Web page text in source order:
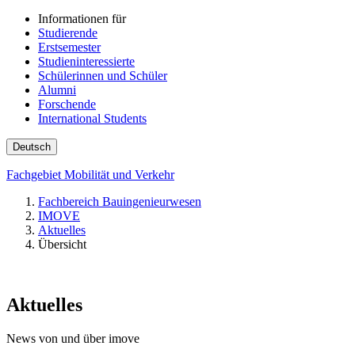
Informationen für
Studierende
Erstsemester
Studieninteressierte
Schülerinnen und Schüler
Alumni
Forschende
International Students
Deutsch
Fachgebiet Mobilität und Verkehr
Fachbereich Bauingenieurwesen
IMOVE
Aktuelles
Übersicht
Aktuelles
News von und über imove